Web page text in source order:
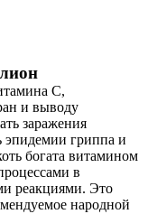
С,
и выводу
заражения
эпидемии гриппа и
богата витамином
в
реакциями. Это
народной